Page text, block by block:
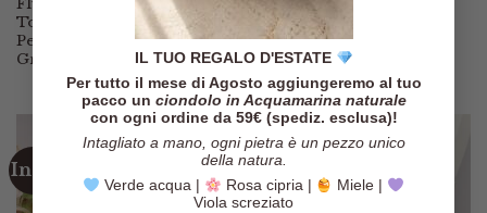
IL TUO REGALO D'ESTATE
Per tutto il mese di Agosto aggiungeremo al tuo
pacco un ciondolo in Acquamarina naturale
con ogni ordine da 59€ (spediz. esclusa)!
Intagliato a mano, ogni pietra è un pezzo unico
della natura.
Verde acqua |
Rosa cipria |
Miele |
Viola screziato
Tormaline Verdi
Perle Bianche e
Grigie
In offerta!